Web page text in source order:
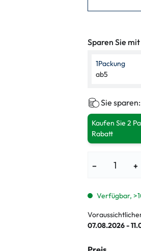
Sparen Sie
1Packung
ab5
Sie sparen:
Kaufen Sie 2
Rabatt
− +
Verfügbar,
07.08.2026 -